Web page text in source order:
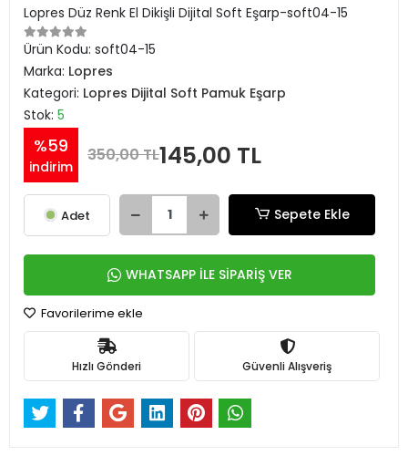
Lopres Düz Renk El Dikişli Dijital Soft Eşarp-soft04-15
Ürün Kodu: soft04-15
Marka: Lopres
Kategori: Lopres Dijital Soft Pamuk Eşarp
Stok: 5
%59
indirim
350,00 TL145,00 TL
Adet Sepete Ekle
WHATSAPP İLE SİPARİŞ VER
Favorilerime ekle
Hızlı Gönderi Güvenli Alışveriş